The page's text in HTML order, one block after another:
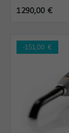
1 290,00 €
-151,00 €